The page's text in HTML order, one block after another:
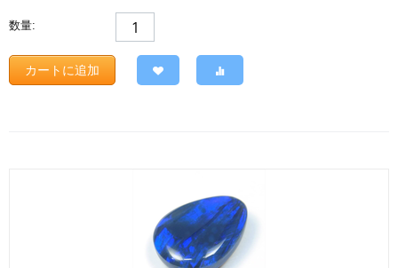
数量:
カートに追加